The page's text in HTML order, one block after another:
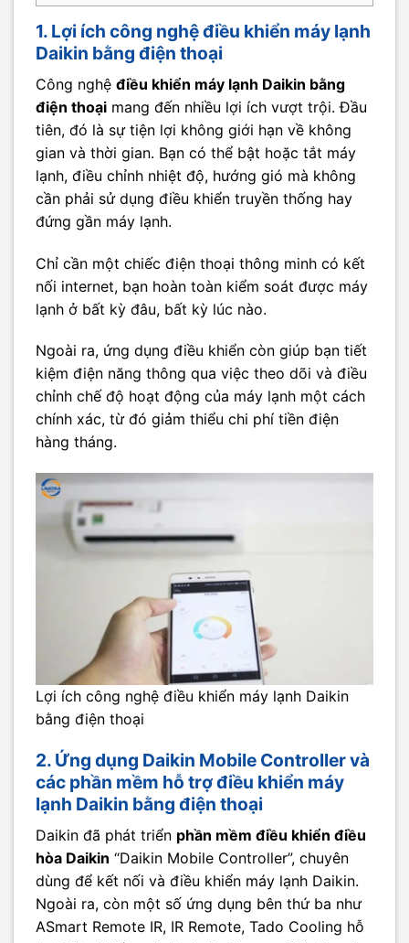
1. Lợi ích công nghệ điều khiển máy lạnh
Daikin bằng điện thoại
Công nghệ điều khiển máy lạnh Daikin bằng
điện thoại mang đến nhiều lợi ích vượt trội. Đầu
tiên, đó là sự tiện lợi không giới hạn về không
gian và thời gian. Bạn có thể bật hoặc tắt máy
lạnh, điều chỉnh nhiệt độ, hướng gió mà không
cần phải sử dụng điều khiển truyền thống hay
đứng gần máy lạnh.
Chỉ cần một chiếc điện thoại thông minh có kết
nối internet, bạn hoàn toàn kiểm soát được máy
lạnh ở bất kỳ đâu, bất kỳ lúc nào.
Ngoài ra, ứng dụng điều khiển còn giúp bạn tiết
kiệm điện năng thông qua việc theo dõi và điều
chỉnh chế độ hoạt động của máy lạnh một cách
chính xác, từ đó giảm thiểu chi phí tiền điện
hàng tháng.
Lợi ích công nghệ điều khiển máy lạnh Daikin
bằng điện thoại
2. Ứng dụng Daikin Mobile Controller và
các phần mềm hỗ trợ điều khiển máy
lạnh Daikin bằng điện thoại
Daikin đã phát triển phần mềm điều khiển điều
hòa Daikin “Daikin Mobile Controller”, chuyên
dùng để kết nối và điều khiển máy lạnh Daikin.
Ngoài ra, còn một số ứng dụng bên thứ ba như
ASmart Remote IR, IR Remote, Tado Cooling hỗ